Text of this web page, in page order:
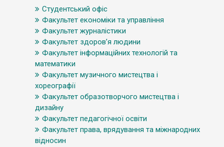
Студентський офіс
Факультет економіки та управління
Факультет журналістики
Факультет здоров’я людини
Факультет інформаційних технологій та
математики
Факультет музичного мистецтва і
хореографії
Факультет образотворчого мистецтва і
дизайну
Факультет педагогічної освіти
Факультет права, врядування та міжнародних
відносин